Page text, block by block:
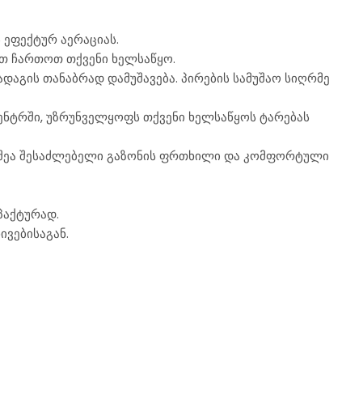
აერაციას.
ჩართოთ თქვენი ხელსაწყო.
თანაბრად დამუშავება. პირების სამუშაო სიღრმე
უზრუნველყოფს თქვენი ხელსაწყოს ტარებას
შესაძლებელი გაზონის ფრთხილი და კომფორტული